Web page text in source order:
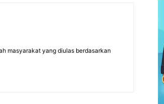
masyarakat yang diulas berdasarkan